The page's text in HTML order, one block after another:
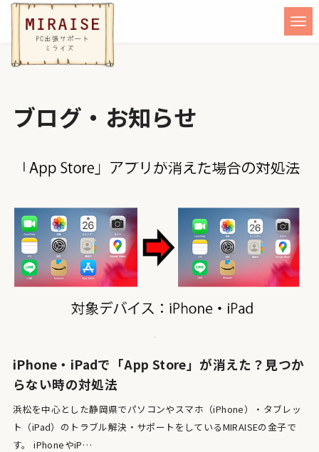
ブログ・お知らせ
iPhone・iPadで「App Store」が消えた？見つか
らない時の対処法
浜松を中心とした静岡県でパソコンやスマホ（iPhone）・タブレッ
ト（iPad）のトラブル解決・サポートをしているMIRAISEの金子で
す。 iPhoneやiP…